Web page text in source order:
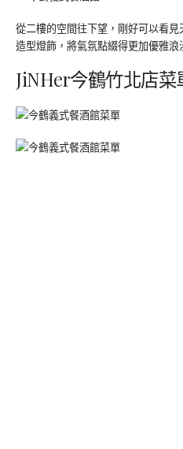
從二樓的空間往下望，剛好可以看
造型燈飾，將氣氛點綴得更加優雅浪
JiNHer今鶴竹北店菜